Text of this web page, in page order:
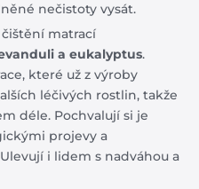
nečistoty vysát.
matrací
a eukalyptus.
které už z výroby
léčivých rostlin, takže
déle. Pochvalují si je
projevy a
i lidem s nadváhou a